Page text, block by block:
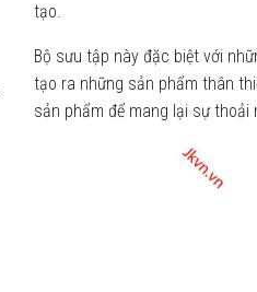
tạo.
Bộ sưu tập này đặc biệt với
tạo ra những sản phẩm thân
sản phẩm để mang lại sự